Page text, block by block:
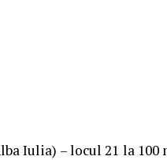
Iulia) – locul 21 la